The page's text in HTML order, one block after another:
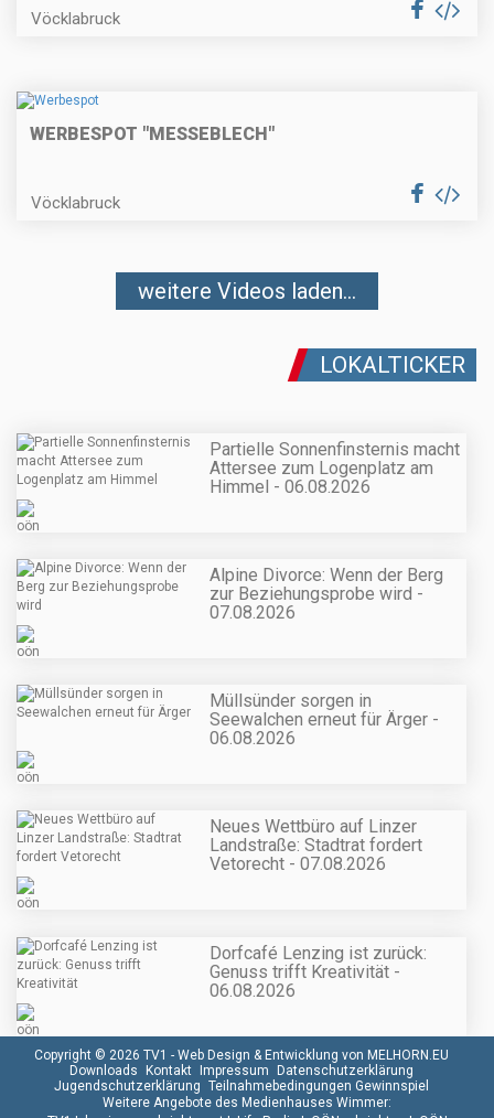
Vöcklabruck
WERBESPOT "MESSEBLECH"
Vöcklabruck
weitere Videos laden...
LOKALTICKER
Partielle Sonnenfinsternis macht
Attersee zum Logenplatz am
Himmel - 06.08.2026
Alpine Divorce: Wenn der Berg
zur Beziehungsprobe wird -
07.08.2026
Müllsünder sorgen in
Seewalchen erneut für Ärger -
06.08.2026
Neues Wettbüro auf Linzer
Landstraße: Stadtrat fordert
Vetorecht - 07.08.2026
Dorfcafé Lenzing ist zurück:
Genuss trifft Kreativität -
06.08.2026
Copyright © 2026 TV1 - Web Design & Entwicklung von MELHORN.EU
Downloads Kontakt Impressum Datenschutzerklärung
Jugendschutzerklärung Teilnahmebedingungen Gewinnspiel
Weitere Angebote des Medienhauses Wimmer: